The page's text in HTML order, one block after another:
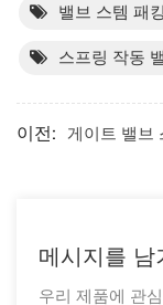
밸브 스템 패
스프링 작동
이전: 게이트 밸브
메시지를 남
우리 제품에 관